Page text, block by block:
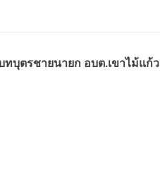
บุตรชายนายก อบต.เขาไม้แก้ว